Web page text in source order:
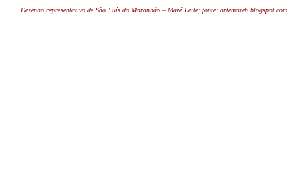
Desenho representativo de São Luís do Maranhão – Mazé Leite; fonte: artemazeh.blogspot.com